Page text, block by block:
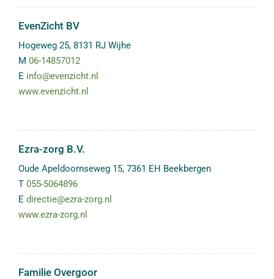
EvenZicht BV
Hogeweg 25, 8131 RJ Wijhe
M 06-14857012
E info@evenzicht.nl
www.evenzicht.nl
Ezra-zorg B.V.
Oude Apeldoornseweg 15, 7361 EH Beekbergen
T 055-5064896
E directie@ezra-zorg.nl
www.ezra-zorg.nl
Familie Overgoor